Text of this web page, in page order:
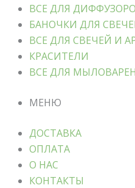
ВСЕ ДЛЯ
БАНОЧКИ ДЛЯ
ВСЕ ДЛЯ СВЕЧЕЙ И
КРАСИТЕЛИ
ВСЕ ДЛЯ
МЕНЮ
ДОСТАВКА
ОПЛАТА
О НАС
КОНТАКТЫ